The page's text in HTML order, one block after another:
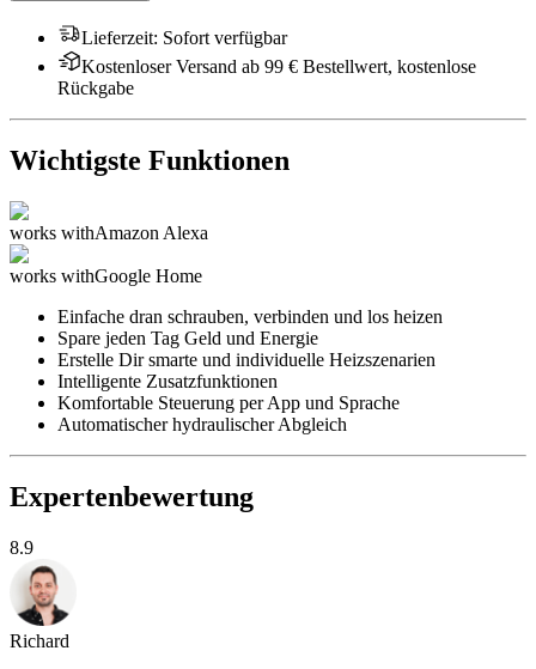
Lieferzeit: Sofort verfügbar
Kostenloser Versand ab 99 € Bestellwert, kostenlose
Rückgabe
Wichtigste Funktionen
works withAmazon Alexa
works withGoogle Home
Einfache dran schrauben, verbinden und los heizen
Spare jeden Tag Geld und Energie
Erstelle Dir smarte und individuelle Heizszenarien
Intelligente Zusatzfunktionen
Komfortable Steuerung per App und Sprache
Automatischer hydraulischer Abgleich
Expertenbewertung
8.9
Richard